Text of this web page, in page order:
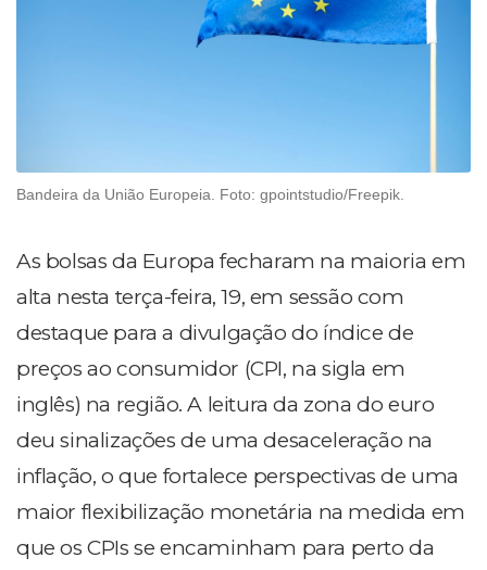
Bandeira da União Europeia. Foto: gpointstudio/Freepik.
As bolsas da Europa fecharam na maioria em
alta nesta terça-feira, 19, em sessão com
destaque para a divulgação do índice de
preços ao consumidor (CPI, na sigla em
inglês) na região. A leitura da zona do euro
deu sinalizações de uma desaceleração na
inflação, o que fortalece perspectivas de uma
maior flexibilização monetária na medida em
que os CPIs se encaminham para perto da